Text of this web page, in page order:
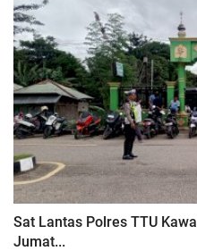
Sat Lantas Polres TTU
Jumat...